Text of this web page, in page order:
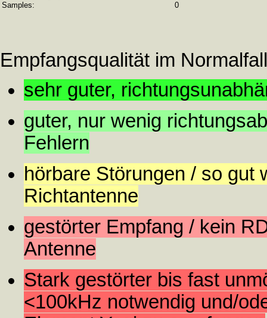
Samples:
0
Empfangsqualität im
sehr guter,
guter, nur wenig
Fehlern
hörbare Störungen / so gut
Richtantenne
gestörter Empfang / kein
Antenne
Stark gestörter bis fast
<100kHz notwendig und/